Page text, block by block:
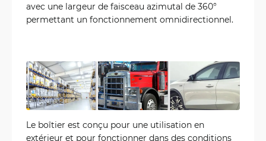
avec une largeur de faisceau azimutal de 360°
permettant un fonctionnement omnidirectionnel.
Le boîtier est conçu pour une utilisation en
extérieur et pour fonctionner dans des conditions